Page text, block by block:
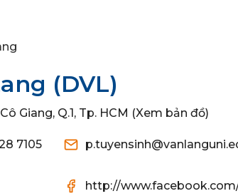
(DVL)
Giang, Q.1, Tp. HCM (Xem bản đồ)
7105
http://